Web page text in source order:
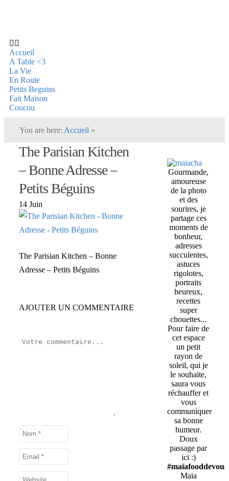
Accueil
A Table <3
La Vie
En Route
Petits Beguins
Fait Maison
Coucou
You are here: Accueil »
The Parisian Kitchen
– Bonne Adresse –
Petits Béguins
14 Juin
The Parisian Kitchen – Bonne
Adresse – Petits Béguins
AJOUTER UN COMMENTAIRE
Gourmande,
amoureuse
de la photo
et des
sourires, je
partage ces
moments de
bonheur,
adresses
succulentes,
astuces
rigolotes,
portraits
heureux,
recettes
super
chouettes...
Pour faire de
cet espace
un petit
rayon de
soleil, qui je
le souhaite,
saura vous
réchauffer et
vous
communiquer
sa bonne
humeur.
Doux
passage par
ici :)
#maïafooddevous
Maïa